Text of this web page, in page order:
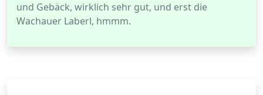
und Gebäck, wirklich sehr gut, und erst die
Wachauer Laberl, hmmm.